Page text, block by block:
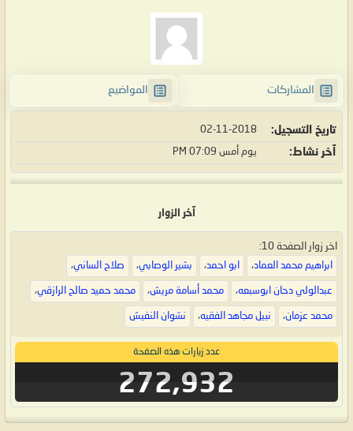
المشاركات المواضيع
تاريخ التسجيل 02-11-2018
آخر نشاط يوم أمس 07:09 PM
آخر الزوار
اخر زوار الصفحة 10:
ابراهيم محمد العماد، ابو احمد، بشير الوصابي، صلاح الساني،
عبدالولي دحان ابوسبعه، محمد أسامة مريش، محمد حميد صالح الرازقي،
محمد عزمان، نبيل مجاهد الفقيه، نشوان النفيش
عدد زيارات هذه الصفحة
272,932